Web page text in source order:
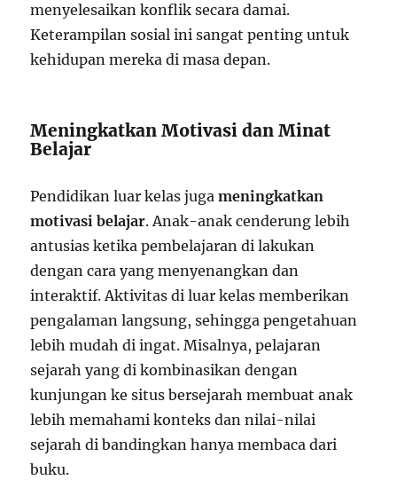
menyelesaikan konflik secara damai.
Keterampilan sosial ini sangat penting untuk
kehidupan mereka di masa depan.
Meningkatkan Motivasi dan Minat
Belajar
Pendidikan luar kelas jugameningkatkan
motivasi belajar. Anak-anak cenderung lebih
antusias ketika pembelajaran di lakukan
dengan cara yang menyenangkan dan
interaktif. Aktivitas di luar kelas memberikan
pengalaman langsung, sehingga pengetahuan
lebih mudah di ingat. Misalnya, pelajaran
sejarah yang di kombinasikan dengan
kunjungan ke situs bersejarah membuat anak
lebih memahami konteks dan nilai-nilai
sejarah di bandingkan hanya membaca dari
buku.